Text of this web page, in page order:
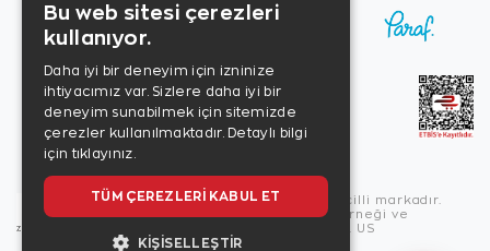
Copyright © 2026, Zen Diamond tescilli markadır.
Zen Diamond Birleşmiş Markalar Derneği ve
Turquality Destek Programı üyesidir. US
Bu web sitesi çerezleri
kullanıyor.
Daha iyi bir deneyim için izninize
ihtiyacımız var. Sizlere daha iyi bir
deneyim sunabilmek için sitemizde
çerezler kullanılmaktadır. Detaylı bilgi
için tıklayınız.
TÜM ÇEREZLERI KABUL ET
KIŞISELLEŞTIR